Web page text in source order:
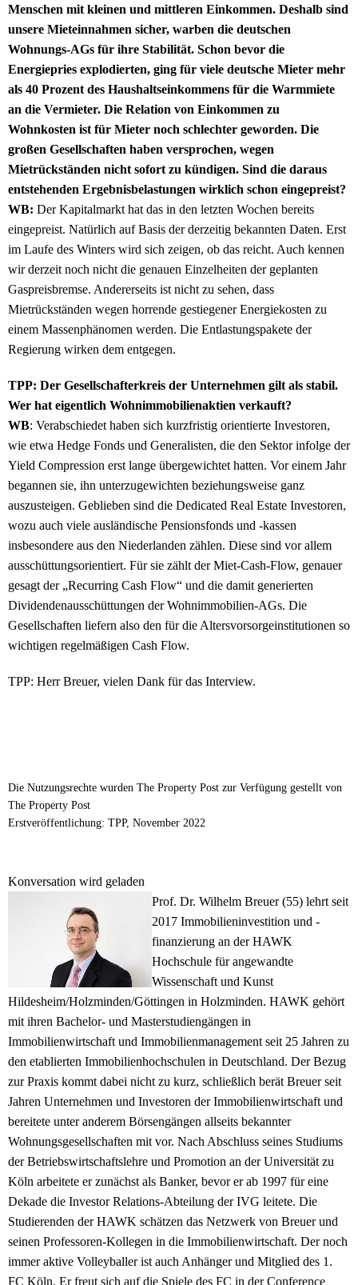
Menschen mit kleinen und mittleren Einkommen. Deshalb sind
unsere Mieteinnahmen sicher, warben die deutschen
Wohnungs-AGs für ihre Stabilität. Schon bevor die
Energiepries explodierten, ging für viele deutsche Mieter mehr
als 40 Prozent des Haushaltseinkommens für die Warmmiete
an die Vermieter. Die Relation von Einkommen zu
Wohnkosten ist für Mieter noch schlechter geworden. Die
großen Gesellschaften haben versprochen, wegen
Mietrückständen nicht sofort zu kündigen. Sind die daraus
entstehenden Ergebnisbelastungen wirklich schon eingepreist?
WB: Der Kapitalmarkt hat das in den letzten Wochen bereits
eingepreist. Natürlich auf Basis der derzeitig bekannten Daten. Erst
im Laufe des Winters wird sich zeigen, ob das reicht. Auch kennen
wir derzeit noch nicht die genauen Einzelheiten der geplanten
Gaspreisbremse. Andererseits ist nicht zu sehen, dass
Mietrückständen wegen horrende gestiegener Energiekosten zu
einem Massenphänomen werden. Die Entlastungspakete der
Regierung wirken dem entgegen.
TPP: Der Gesellschafterkreis der Unternehmen gilt als stabil.
Wer hat eigentlich Wohnimmobilienaktien verkauft?
WB: Verabschiedet haben sich kurzfristig orientierte Investoren,
wie etwa Hedge Fonds und Generalisten, die den Sektor infolge der
Yield Compression erst lange übergewichtet hatten. Vor einem Jahr
begannen sie, ihn unterzugewichten beziehungsweise ganz
auszusteigen. Geblieben sind die Dedicated Real Estate Investoren,
wozu auch viele ausländische Pensionsfonds und -kassen
insbesondere aus den Niederlanden zählen. Diese sind vor allem
ausschüttungsorientiert. Für sie zählt der Miet-Cash-Flow, genauer
gesagt der „Recurring Cash Flow“ und die damit generierten
Dividendenausschüttungen der Wohnimmobilien-AGs. Die
Gesellschaften liefern also den für die Altersvorsorgeinstitutionen so
wichtigen regelmäßigen Cash Flow.
TPP: Herr Breuer, vielen Dank für das Interview.
Die Nutzungsrechte wurden The Property Post zur Verfügung gestellt von
The Property Post
Erstveröffentlichung: TPP, November 2022
Konversation wird geladen
Prof. Dr. Wilhelm Breuer (55) lehrt seit
2017 Immobilieninvestition und -
finanzierung an der HAWK
Hochschule für angewandte
Wissenschaft und Kunst
Hildesheim/Holzminden/Göttingen in Holzminden. HAWK gehört
mit ihren Bachelor- und Masterstudiengängen in
Immobilienwirtschaft und Immobilienmanagement seit 25 Jahren zu
den etablierten Immobilienhochschulen in Deutschland. Der Bezug
zur Praxis kommt dabei nicht zu kurz, schließlich berät Breuer seit
Jahren Unternehmen und Investoren der Immobilienwirtschaft und
bereitete unter anderem Börsengängen allseits bekannter
Wohnungsgesellschaften mit vor. Nach Abschluss seines Studiums
der Betriebswirtschaftslehre und Promotion an der Universität zu
Köln arbeitete er zunächst als Banker, bevor er ab 1997 für eine
Dekade die Investor Relations-Abteilung der IVG leitete. Die
Studierenden der HAWK schätzen das Netzwerk von Breuer und
seinen Professoren-Kollegen in die Immobilienwirtschaft. Der noch
immer aktive Volleyballer ist auch Anhänger und Mitglied des 1.
FC Köln. Er freut sich auf die Spiele des FC in der Conference